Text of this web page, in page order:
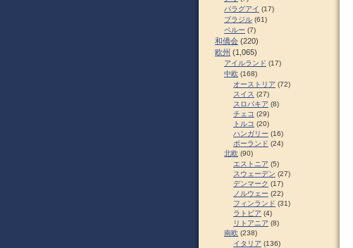
パラグアイ (17)
ブラジル (61)
ペルー (7)
和僑会 (220)
欧州 (1,065)
アイルランド (17)
中欧 (168)
オーストリア (72)
スイス (27)
スロパキア (8)
チェコ (29)
トルコ (20)
ハンガリー (16)
ポーランド (24)
北欧 (90)
エストニア (5)
スウェーデン (27)
デンマーク (17)
ノルウェー (22)
フィンランド (31)
ラトビア (4)
リトアニア (8)
南欧 (238)
イタリア (136)